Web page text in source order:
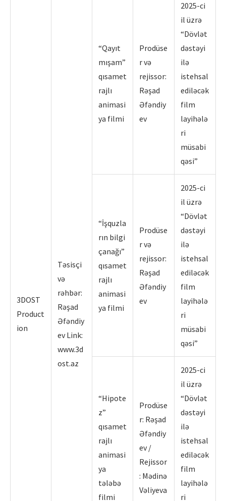
3DOST
Product
ion
Təsisçi
və
rəhbər:
Rəşad
Əfəndiy
ev Link:
www.3d
ost.az
“Qayıt
mışam”
qısamet
rajlı
animasi
ya filmi
Prodüse
r və
rejissor:
Rəşad
Əfəndiy
ev
2025-ci
il üzrə
“Dövlət
dəstəyi
ilə
istehsal
ediləcək
film
layihələ
ri
müsabi
qəsi”
“İşquzla
rın bilgi
çanağı”
qısamet
rajlı
animasi
ya filmi
Prodüse
r və
rejissor:
Rəşad
Əfəndiy
ev
2025-ci
il üzrə
“Dövlət
dəstəyi
ilə
istehsal
ediləcək
film
layihələ
ri
müsabi
qəsi”
“Hipote
z”
qısamet
rajlı
animasi
ya
tələbə
filmi
Prodüse
r: Rəşad
Əfəndiy
ev /
Rejissor
: Mədinə
Vəliyeva
2025-ci
il üzrə
“Dövlət
dəstəyi
ilə
istehsal
ediləcək
film
layihələ
ri